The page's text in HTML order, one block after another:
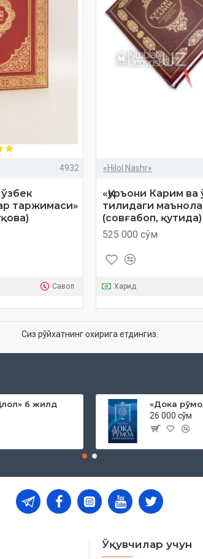
4932
ўзбек
таржимаси»
Савол
«Hilol Nashr»
«Қуръони Карим ва
тилидаги
(совғабоп, қутида)
525 000 сўм
Харид
Сиз рўйхатнинг охирига етдингиз.
6 жилд
26 000 сўм
Ўқувчилар учун